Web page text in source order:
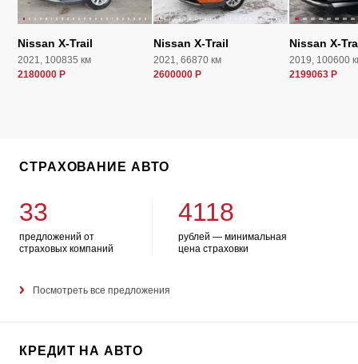
Nissan X-Trail
2021, 100835 км
2180000 Р
Nissan X-Trail
2021, 66870 км
2600000 Р
Nissan X-
2019, 100600
2199063 Р
СТРАХОВАНИЕ АВТО
33
предложений от
страховых компаний
4118
рублей — минимальная
цена страховки
Посмотреть все предложения
КРЕДИТ НА АВТО